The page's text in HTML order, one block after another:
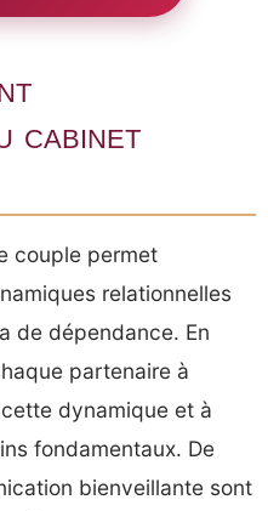
cabinet
couple permet
relationnelles
de dépendance. En
partenaire à
dynamique et à
fondamentaux. De
bienveillante sont